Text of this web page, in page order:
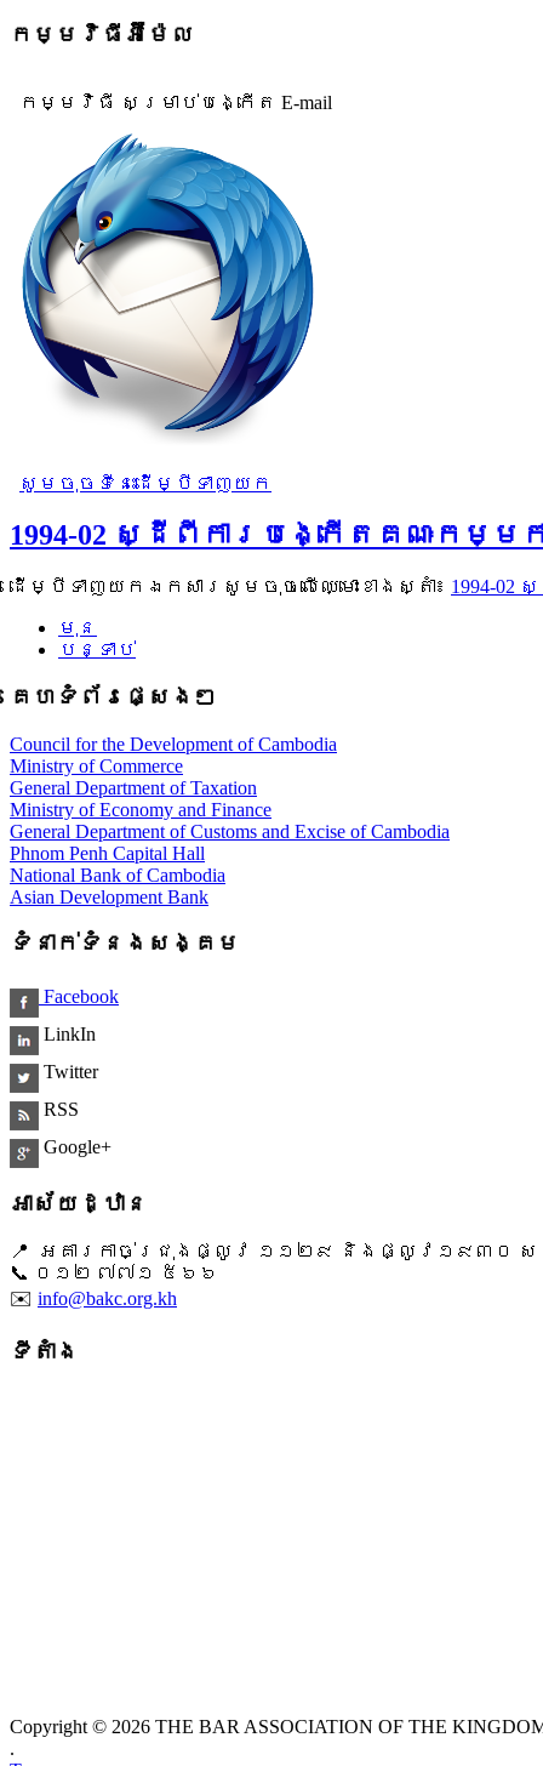
កម្មវិធីអ៊ីម៉ែល
កម្មវិធី សម្រាប់បង្កើត E-mail
សូមចុចទីនេះដើម្បីទាញយក
1994-02 ស្ដីពីការបង្កើតគណៈកម្
ដើម្បីទាញយកឯកសារសូមចុចលើឈ្មោះខាងស្តាំ៖ 1994-
មុន
បន្ទាប់
គេហទំព័រផ្សេងៗ
Council for the Development of Cambodia
Ministry of Commerce
General Department of Taxation
Ministry of Economy and Finance
General Department of Customs and Excise of Cambodia
Phnom Penh Capital Hall
National Bank of Cambodia
Asian Development Bank
ទំនាក់ទំនងសង្គម
Facebook
LinkIn
Twitter
RSS
Google+
អាស័យដ្ឋាន
📍 អគារកាច់ជ្រុងផ្លូវ ១១២៩ និងផ្លូវ១៩៣០ ស
📞 ​០១២ ៧៧១ ៥៦៦
✉️ info@bakc.org.kh
ទីតាំង
Copyright © 2026 THE BAR ASSOCIATION OF THE
.